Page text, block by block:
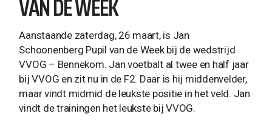
VAN DE WEEK
Aanstaande zaterdag, 26 maart, is Jan
Schoonenberg Pupil van de Week bij de wedstrijd
VVOG – Bennekom. Jan voetbalt al twee en half jaar
bij VVOG en zit nu in de F2. Daar is hij middenvelder,
maar vindt midmid de leukste positie in het veld. Jan
vindt de trainingen het leukste bij VVOG.